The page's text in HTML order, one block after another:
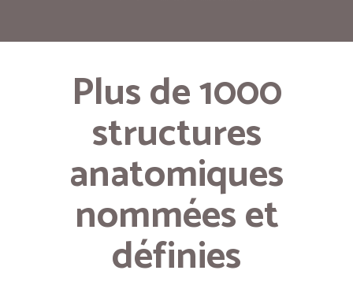
Plus de 1000
structures
anatomiques
nommées et
définies